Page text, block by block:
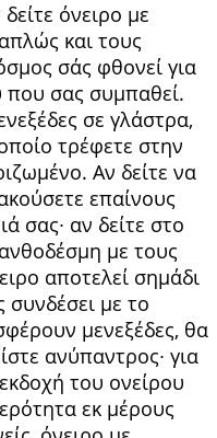
όνειρο με
και τους
σάς φθονεί για
σας συμπαθεί.
σε γλάστρα,
τρέφετε στην
Αν δείτε να
επαίνους
σας∙ αν δείτε στο
με τους
αποτελεί σημάδι
με το
μενεξέδες, θα
ανύπαντρος∙ για
του ονείρου
εκ μέρους